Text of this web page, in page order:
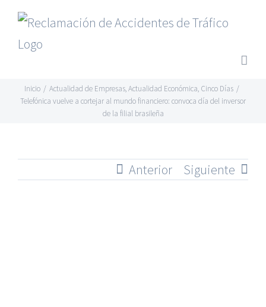
Saltar
contenido
Inicio / Actualidad de Empresas,Actualidad Económica, Cinco Días /
Telefónica vuelve a cortejar al mundo financiero: convoca día del inversor
de la filial brasileña
Anterior Siguiente